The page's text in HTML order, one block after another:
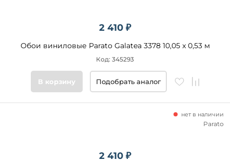
2 410 ₽
Обои виниловые Parato Galatea 3378 10,05 x 0,53 м
Код: 345293
В корзину Подобрать аналог
2 410 ₽
нет в наличии
Parato